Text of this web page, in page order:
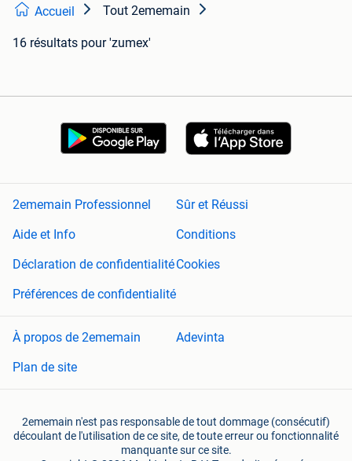
Accueil Tout 2ememain
16 résultats pour 'zumex'
2ememain Professionnel
Sûr et Réussi
Aide et Info
Conditions
Déclaration de confidentialitéCookies
Préférences de confidentialité
À propos de 2ememain
Adevinta
Plan de site
2ememain n'est pas responsable de tout dommage (consécutif)
découlant de l'utilisation de ce site, de toute erreur ou fonctionnalité
manquante sur ce site.